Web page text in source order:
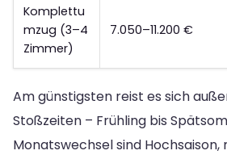
Komplettu
mzug (3–4
Zimmer)
7.050–11.200 €
Am günstigsten reist es sich
Stoßzeiten – Frühling bis
Monatswechsel sind